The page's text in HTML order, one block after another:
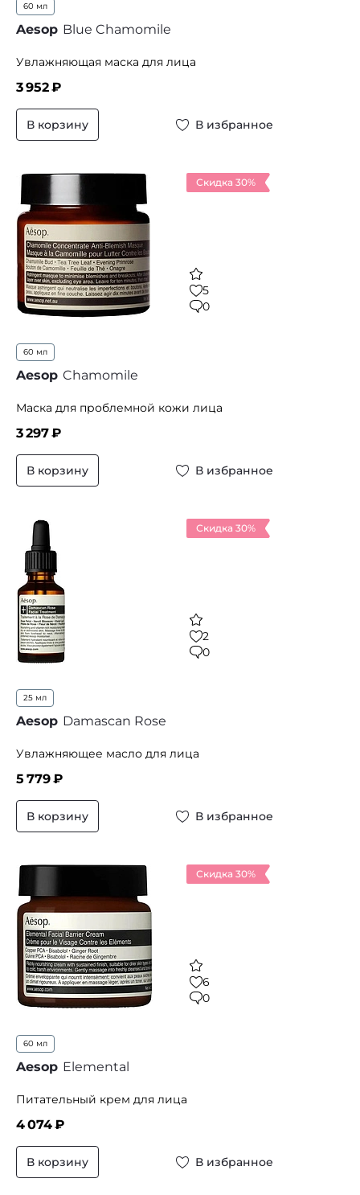
60 мл
Aesop Blue Chamomile
Увлажняющая маска для лица
3 952₽
В корзину В избранное
Скидка 30%
5
0
60 мл
Aesop Chamomile
Маска для проблемной кожи лица
3 297₽
В корзину В избранное
Скидка 30%
2
0
25 мл
Aesop Damascan Rose
Увлажняющее масло для лица
5 779₽
В корзину В избранное
Скидка 30%
6
0
60 мл
Aesop Elemental
Питательный крем для лица
4 074₽
В корзину В избранное